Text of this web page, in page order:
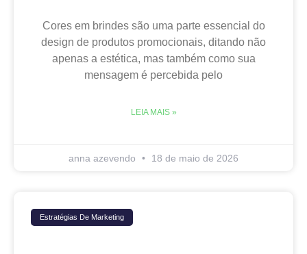
Cores em brindes são uma parte essencial do
design de produtos promocionais, ditando não
apenas a estética, mas também como sua
mensagem é percebida pelo
LEIA MAIS »
anna azevendo 18 de maio de 2026
Estratégias De Marketing